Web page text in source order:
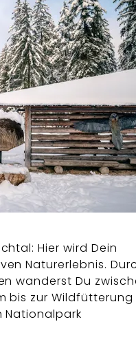
Hier wird Dein
Naturerlebnis.
wanderst Du
bis zur Wildfütterung
Nationalpark